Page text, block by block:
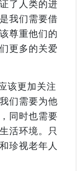
了人类的进
我们需要借
尊重他们的
更多的关爱
该更加关注
们需要为他
同时也需要
活环境。只
珍视老年人